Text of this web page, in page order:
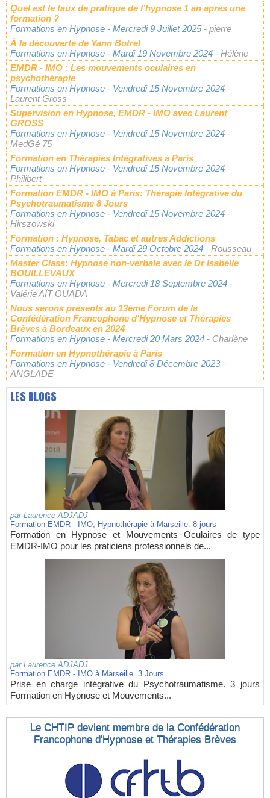
Quel est le taux de pratique de l’hypnose 1 an après une
formation ?
Formations en Hypnose - Mercredi 9 Juillet 2025 - pierre
À la découverte de Yann Botrel
Formations en Hypnose - Mardi 19 Novembre 2024 - Hélène
EMDR - IMO : Les mouvements oculaires en
psychothérapie
Formations en Hypnose - Vendredi 15 Novembre 2024 -
Laurent Gross
Supervision en Hypnose, EMDR - IMO avec Laurent
GROSS
Formations en Hypnose - Vendredi 15 Novembre 2024 -
MedGé 75
Formation en Thérapies Intégratives à Paris
Formations en Hypnose - Vendredi 15 Novembre 2024 -
Philibert
Formation EMDR - IMO à Paris: Thérapie Intégrative du
Psychotraumatisme 8 Jours
Formations en Hypnose - Vendredi 15 Novembre 2024 -
Hirszowski
Formation : Hypnose, Tabac et autres Addictions
Formations en Hypnose - Mardi 29 Octobre 2024 - Rousseau
Master Class: Hypnose non-verbale avec le Dr Isabelle
BOUILLEVAUX
Formations en Hypnose - Mercredi 18 Septembre 2024 -
Valérie AÏT OUADA
Nous serons présents au 13ème Forum de la
Confédération Francophone d'Hypnose et Thérapies
Brèves à Bordeaux en 2024
Formations en Hypnose - Mercredi 20 Mars 2024 - Charlène
Formation en Hypnothérapie à Paris
Formations en Hypnose - Vendredi 8 Décembre 2023 -
ANGLADE
LES BLOGS
par Laurence ADJADJ
Formation EMDR - IMO, Hypnothérapie à Marseille. 8 jours
Formation en Hypnose et Mouvements Oculaires de type
EMDR-IMO pour les praticiens professionnels de...
par Laurence ADJADJ
Formation EMDR - IMO à Marseille. 3 Jours
Prise en charge intégrative du Psychotraumatisme. 3 jours
Formation en Hypnose et Mouvements...
Le CHTIP devient membre de la Confédération
Francophone d'Hypnose et Thérapies Brèves